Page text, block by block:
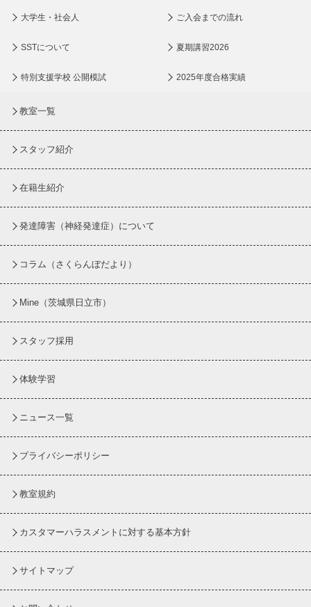
大学生・社会人 ご入会までの流れ
SSTについて 夏期講習2026
特別支援学校 公開模試 2025年度合格実績
教室一覧
スタッフ紹介
在籍生紹介
発達障害（神経発達症）について
コラム （さくらんぼだより）
Mine（茨城県日立市）
スタッフ採用
体験学習
ニュース一覧
プライバシーポリシー
教室規約
カスタマーハラスメントに対する基本方針
サイトマップ